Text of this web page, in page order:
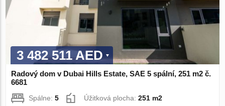
3 482 511 AED
Radový dom v Dubai Hills Estate, SAE 5 spální, 251 m2 č.
6681
Spálne:5 Úžitková plocha:251 m2